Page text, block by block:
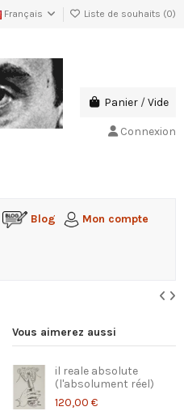
Français Liste de souhaits (0)
Panier /Vide
Connexion
Blog Mon compte
Vous aimerez aussi
il reale absolute
(l'absolument réel)
120,00 €